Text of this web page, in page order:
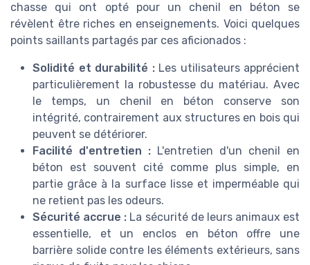
chasse qui ont opté pour un chenil en béton se
révèlent être riches en enseignements. Voici quelques
points saillants partagés par ces aficionados :
Solidité et durabilité :Les utilisateurs apprécient
particulièrement la robustesse du matériau. Avec
le temps, un chenil en béton conserve son
intégrité, contrairement aux structures en bois qui
peuvent se détériorer.
Facilité d'entretien : L'entretien d'un chenil en
béton est souvent cité comme plus simple, en
partie grâce à la surface lisse et imperméable qui
ne retient pas les odeurs.
Sécurité accrue : La sécurité de leurs animaux est
essentielle, et un enclos en béton offre une
barrière solide contre les éléments extérieurs, sans